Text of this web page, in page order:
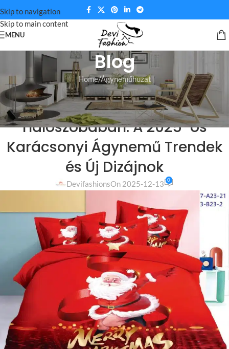
Skip to navigation
Skip to main content
MENU
Blog
Home Ágyneműhuzat
ÁGYNEMŰHUZAT,NEWS SOCIAL
Ünnepi Varázslat a
Hálószobában: A 2025-ös
Karácsonyi Ágynemű Trendek
és Új Dizájnok
DevifashionsOn 2025-12-13 0